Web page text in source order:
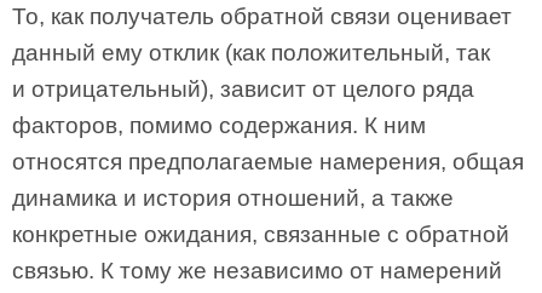
То, как получатель обратной связи оценивает
данный ему отклик (как положительный, так
и отрицательный), зависит от целого ряда
факторов, помимо содержания. К ним
относятся предполагаемые намерения, общая
динамика и история отношений, а также
конкретные ожидания, связанные с обратной
связью. К тому же независимо от намерений